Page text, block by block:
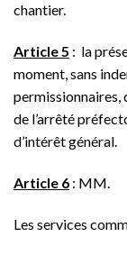
chantier.
Article 5 : la
moment, sans
permissionnaires,
de l’arrêté
d’intérêt général.
Article 6 : MM.
Les services